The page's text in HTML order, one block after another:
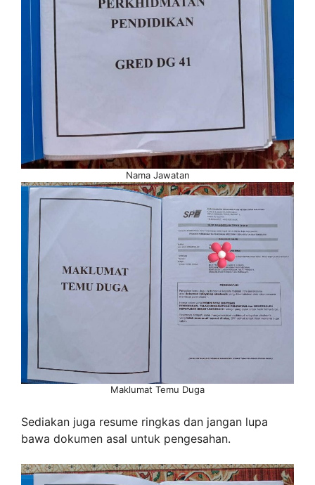
Nama Jawatan
Maklumat Temu Duga
Sediakan juga resume ringkas dan jangan lupa
bawa dokumen asal untuk pengesahan.